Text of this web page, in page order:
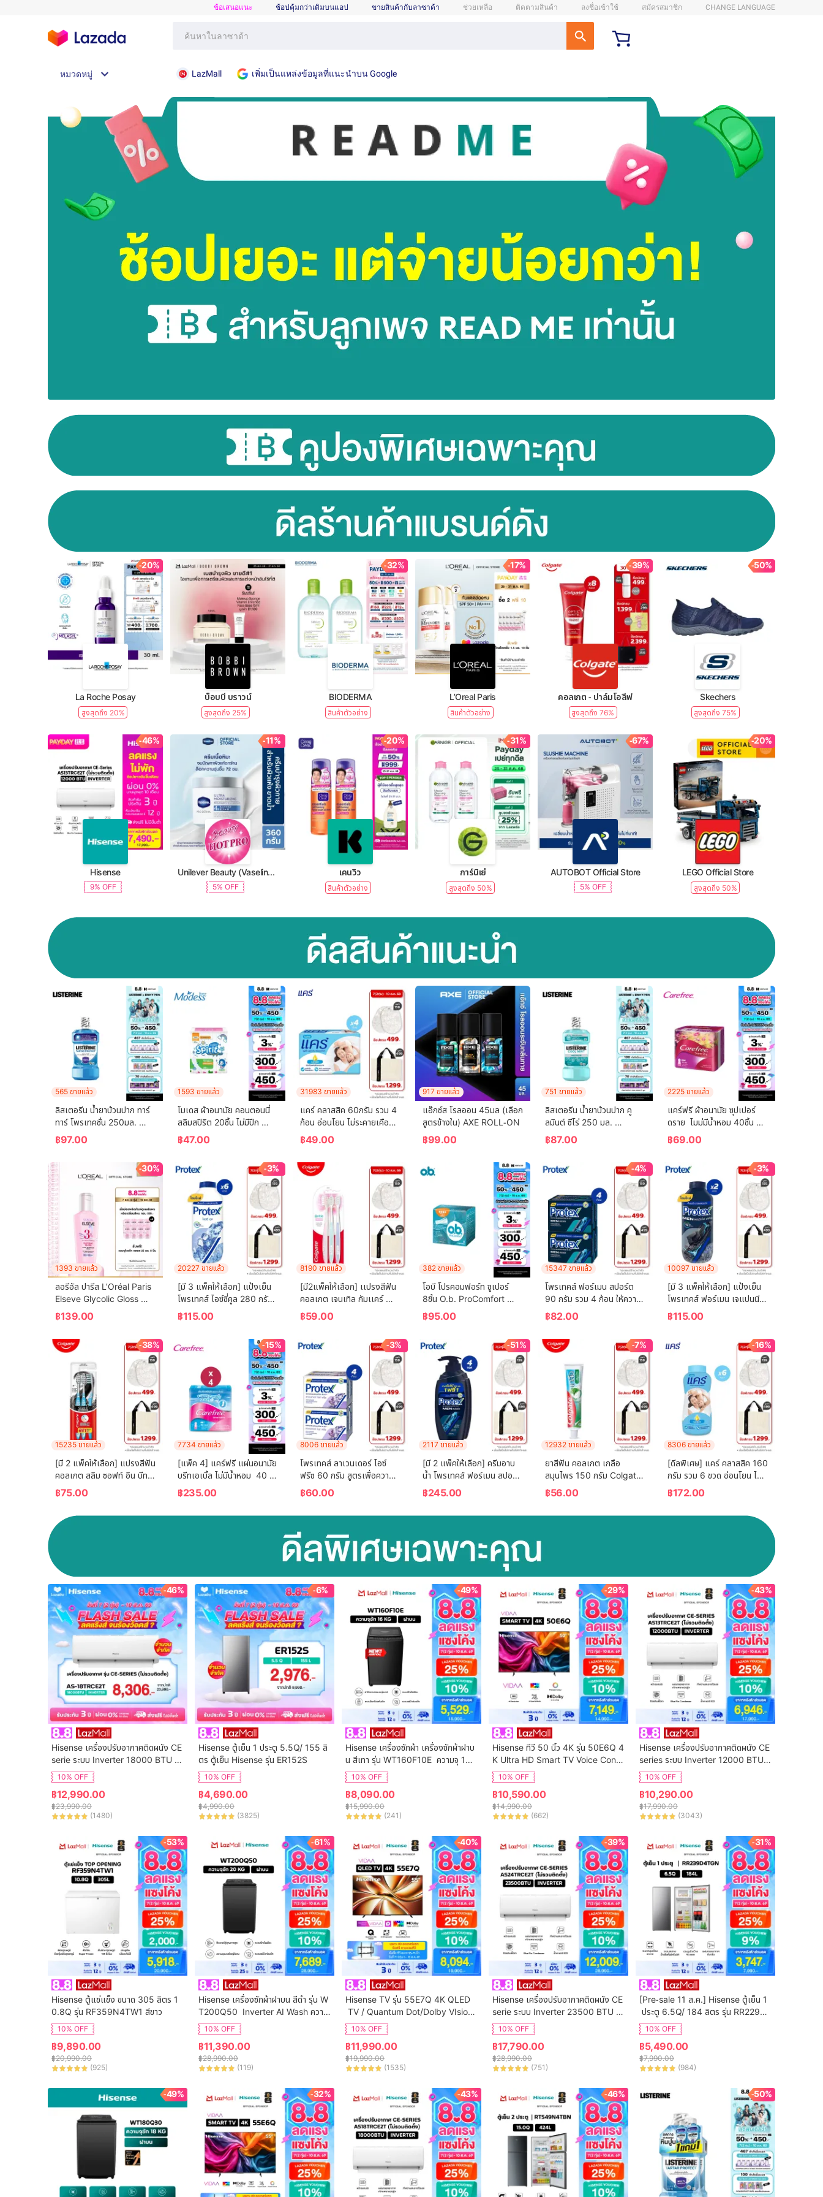
ข้อเสนอแนะ ช้อปคุ้มกว่าเดิมบนแอป ขายสินค้ากับลาซาด้า ช่วยเหลือ ติดตามสินค้า ลงชื่อเข้าใช้ สมัครสมาชิก CHANGE LANGUAGE
หมวดหมู่ LazMall เพิ่มเป็นแหล่งข้อมูลที่แนะนำบน Google
-20%
La Roche Posay
สูงสุดถึง 20%
บ็อบบี้ บราวน์
สูงสุดถึง 25%
-32%
BIODERMA
สินค้าตัวอย่าง
-17%
L’Oreal Paris
สินค้าตัวอย่าง
-39%
คอลเกต - ปาล์มโอลีฟ
สูงสุดถึง 76%
-50%
Skechers
สูงสุดถึง 75%
-46%
Hisense
9% OFF
-11%
Unilever Beauty (Vaseline, Dove, TRESemme, Clear)
5% OFF
-20%
เคนวิว
สินค้าตัวอย่าง
-31%
การ์นิเย่
สูงสุดถึง 50%
-67%
AUTOBOT Official Store
5% OFF
-20%
LEGO Official Store
สูงสุดถึง 50%
565 ขายแล้ว
ลิสเตอรีน น้ำยาบ้วนปาก ทาร์
ทาร์ โพรเทคชั่น 250มล.
Listerine mouthwash
Tartar Protection 250ml.
฿97.00
1593 ขายแล้ว
โมเดส ผ้าอนามัย คอนตอนนี่
สลิมสปิริต 20ชิ้น ไม่มีปีก
Modess Sanitary Napkin
Cottony Slim Spirit 20
฿47.00
31983 ขายแล้ว
แคร์ คลาสสิค 60กรัม รวม 4
ก้อน อ่อนโยน ไม่ระคายเคือง
(สบู่เด็ก) Care Classic Bar
Soap 60g Total 4 Pcs
Gently Cleanses Baby's
Skin (Bar Soap, Baby
Soap, Baby Body Wash)
฿49.00
917 ขายแล้ว
แอ๊กซ์ส โรลออน 45มล (เลือก
สูตรข้างใน) AXE ROLL-ON
฿99.00
751 ขายแล้ว
ลิสเตอรีน น้ำยาบ้วนปาก คู
ลมินต์ ซีโร่ 250 มล.
Listerine mouthwash
Coolmint Zero 250 ml.
฿87.00
2225 ขายแล้ว
แคร์ฟรี ผ้าอนามัย ซุปเปอร์
ดราย  ไมม่มีน้ำหอม 40ชิ้น
Carefree Panty Liner
Super Dry Fragrance-
฿69.00
-30%
1393 ขายแล้ว
ลอรีอัล ปารีส L’Oréal Paris
Elseve Glycolic Gloss
Serum 80ml เซรั่มบำรุงผม
เพื่อผมกลอส เงางาม ผมสวย
สุขภาพดี ปกป้องเส้นผม
฿139.00
-3%
20227 ขายแล้ว
[มี 3 แพ็คให้เลือก] แป้งเย็น
โพรเทคส์ ไอซ์ซี่คูล 280 กรัม
Protex Talcum Powder
Icy Cool 280g
฿115.00
8190 ขายแล้ว
[มี2แพ็คให้เลือก] เเปรงสีฟัน
คอลเกต เจนเทิล กัมเเคร์
(คละสี)  Colgate Gentle
Gum Care (mixed color)
฿59.00
382 ขายแล้ว
โอบี โปรคอมฟอร์ท ซูเปอร์
8ชิ้น O.b. ProComfort
(Blossom) Super 8 ผ้า
อนามัยแบบสอด
฿95.00
-4%
15347 ขายแล้ว
โพรเทคส์ ฟอร์เมน สปอร์ต
90 กรัม รวม 4 ก้อน ให้ความ
เย็นสดชื่นยาวนาน (สบู่ก้อน)
Protex For Men Sport
90g Total 4 Pcs Helps
Reduce Bacteria
Accumulation (Bar Soap)
฿82.00
-3%
10097 ขายแล้ว
[มี 3 แพ็คให้เลือก] แป้งเย็น
โพรเทคส์ ฟอร์เมน เจแปนนีส
ไวท์ ชาร์โคล 280 กรัม
Protex Talcum Powder
For Men Japanese White
Charcoal 280g
฿115.00
-38%
15235 ขายแล้ว
[มี 2 แพ็คให้เลือก] แปรงสีฟัน
คอลเกต สลิม ซอฟท์ อิน บีทวี
น คลีน ชาร์โคล   (คละสี)
Colgate Slim Soft In
Between Clean Charcoal
Toothbrush  (mixed
฿75.00
-15%
7734 ขายแล้ว
[แพ็ค 4] แคร์ฟรี แผ่นอนามัย
บรีทเอเบิ้ล ไม่มีน้ำหอม  40
ชิ้น x 4 Carefree Panty
Liner Fragrance-Free
Breathable 40 pcs. x 4
฿235.00
-3%
8006 ขายแล้ว
โพรเทคส์ ลาเวนเดอร์ ไอซ์
ฟรีซ 60 กรัม สูตรเพื่อความ
เย็น พร้อมกลิ่นหอมผ่อนคลาย
แพ็ค 4 ก้อน (สบู่ก้อน)
Protex Lavender Ice
฿60.00
-51%
2117 ขายแล้ว
[มี 2 แพ็คให้เลือก] ครีมอาบ
น้ำ โพรเทคส์ ฟอร์เมน สปอร์ต
ขวดปั๊ม 600 ม.ล. Protex
For Men Sport Shower
Cream 600  ml. Pump
฿245.00
-7%
12932 ขายแล้ว
ยาสีฟัน คอลเกต เกลือ
สมุนไพร 150 กรัม Colgate
Salt Herbal 150g Single
฿56.00
-16%
8306 ขายแล้ว
[ดีลพิเศษ] แคร์ คลาสสิค 160
กรัม รวม 6 ขวด อ่อนโยน ไม่
ระคายเคือง (แป้งเด็ก) Care
Classic 160g ฺ Total 6
Pcs (Baby Talcum
฿172.00
-46%
Hisense เครื่องปรับอากาศติดผนัง CE
serie ระบบ Inverter 18000 BTU รุ่น
AS-18TRCE2T
10% OFF
฿12,990.00
฿23,990.00
(1480)
-6%
Hisense ตู้เย็น 1 ประตู 5.5Q/ 155 ลิ
ตร ตู้เย็น Hisense รุ่น ER152S
10% OFF
฿4,690.00
฿4,990.00
(3825)
-49%
Hisense เครื่องซักผ้า เครื่องซักผ้าฝาบ
น สีเทา รุ่น WT160F10E  ความจุ 16
กก. New ไม่มีบริการติดตั้ง
10% OFF
฿8,090.00
฿15,990.00
(241)
-29%
Hisense ทีวี 50 นิ้ว 4K รุ่น 50E6Q 4
K Ultra HD Smart TV Voice Contr
ol WIFI Build in Netflix & Youtube
VIDAA U7.6  /DVB-T2 / USB2.0 /
HDMI /AV / DTS Virtual X / Dolby
Digital
10% OFF
฿10,590.00
฿14,990.00
(662)
-43%
Hisense เครื่องปรับอากาศติดผนัง CE
series ระบบ Inverter 12000 BTU รุ่
น AS-13TRCE2T (ไม่รวมค่าติดตั้ง)
10% OFF
฿10,290.00
฿17,990.00
(3043)
-53%
Hisense ตู้แช่แข็ง ขนาด 305 ลิตร 1
0.8Q รุ่น RF359N4TW1 สีขาว
10% OFF
฿9,890.00
฿20,990.00
(925)
-61%
Hisense เครื่องซักผ้าฝาบน สีดำ รุ่น W
T200Q50  Inverter AI Wash ความ
จุ 20 กก. New ไม่มีบริการติดตั้ง
10% OFF
฿11,390.00
฿28,990.00
(119)
-40%
Hisense TV รุ่น 55E7Q 4K QLED
TV / Quantum Dot/Dolby VIsion,
HDR10+ HSG/VIDAA U9 / Dollby
Atmos Hand-Free Voice Control
Netflix Youtube /Game Mode VR
R, ALLM / WIFI 5 /Bluetooth 5.0 /
HDMI
10% OFF
฿11,990.00
฿19,990.00
(1535)
-39%
Hisense เครื่องปรับอากาศติดผนัง CE
serie ระบบ Inverter 23500 BTU รุ่
น AS-24TRCE2T
10% OFF
฿17,790.00
฿28,990.00
(751)
-31%
[Pre-sale 11 ส.ค.] Hisense ตู้เย็น 1
ประตู 6.5Q/ 184 ลิตร รุ่น RR229D4
AD1
10% OFF
฿5,490.00
฿7,990.00
(984)
-49% -32% -43% -46% -50%